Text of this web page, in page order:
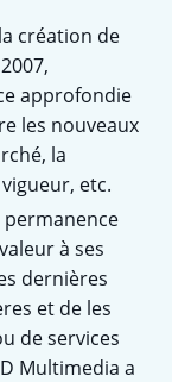
création de
approfondie
les nouveaux
la
etc.
permanence
à ses
dernières
et de les
de services
Multimedia a